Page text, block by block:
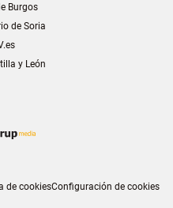
Burgos
de Soria
y León
de cookiesConfiguración de cookies